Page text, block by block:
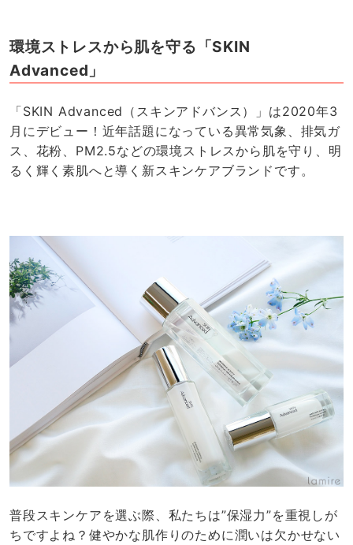
環境ストレスから肌を守る「SKIN
Advanced」
「SKIN Advanced（スキンアドバンス）」は2020年3
月にデビュー！近年話題になっている異常気象、排気ガ
ス、花粉、PM2.5などの環境ストレスから肌を守り、明
るく輝く素肌へと導く新スキンケアブランドです。
普段スキンケアを選ぶ際、私たちは”保湿力”を重視しが
ちですよね？健やかな肌作りのために潤いは欠かせない